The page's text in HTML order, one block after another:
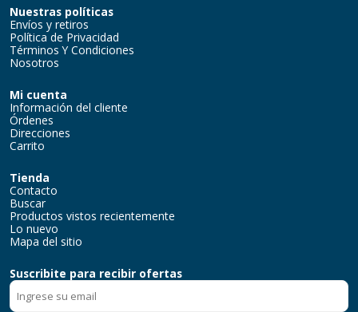
Nuestras políticas
Envíos y retiros
Política de Privacidad
Términos Y Condiciones
Nosotros
Mi cuenta
Información del cliente
Órdenes
Direcciones
Carrito
Tienda
Contacto
Buscar
Productos vistos recientemente
Lo nuevo
Mapa del sitio
Suscribite para recibir ofertas